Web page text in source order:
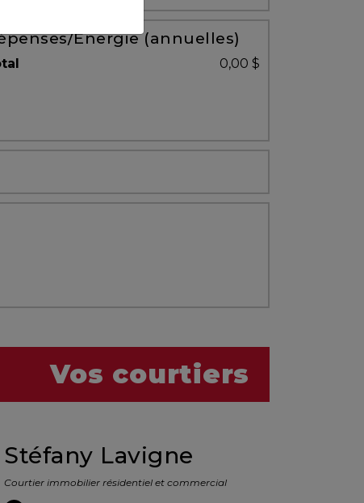
Énergie (annuelles)
0,00 $
Vos courtiers
Stéfany Lavigne
Courtier immobilier résidentiel et commercial